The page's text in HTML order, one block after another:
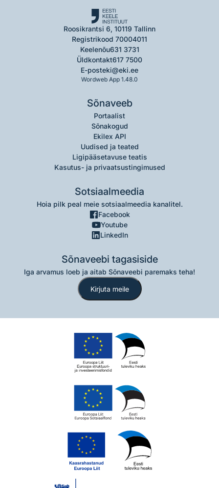
Roosikrantsi 6, 10119 Tallinn
Registrikood 70004011
Keelenõu631 3731
Üldkontakt617 7500
E-posteki@eki.ee
Wordweb App 1.48.0
Sõnaveeb
Portaalist
Sõnakogud
Ekilex API
Uudised ja teated
Ligipääsetavuse teatis
Kasutus- ja privaatsustingimused
Sotsiaalmeedia
Hoia pilk peal meie sotsiaalmeedia kanalitel.
Facebook
Youtube
LinkedIn
Sõnaveebi tagasiside
Iga arvamus loeb ja aitab Sõnaveebi paremaks teha!
Kirjuta meile